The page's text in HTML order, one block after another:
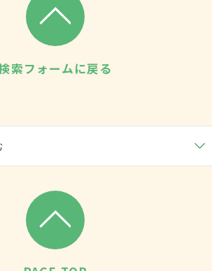
索フォームに戻る